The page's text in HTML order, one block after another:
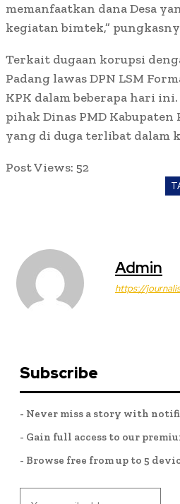
memanfaatkan dana Desa
kegiatan bimtek,”
Terkait dugaan korupsi
Padang lawas DPN LSM
KPK dalam beberapa hari
pihak Dinas PMD Kabupaten
yang di duga terlibat dalam
Post Views: 52
Admin
https://
Subscribe
- Never miss a story with
- Gain full access to our
- Browse free from up to 5